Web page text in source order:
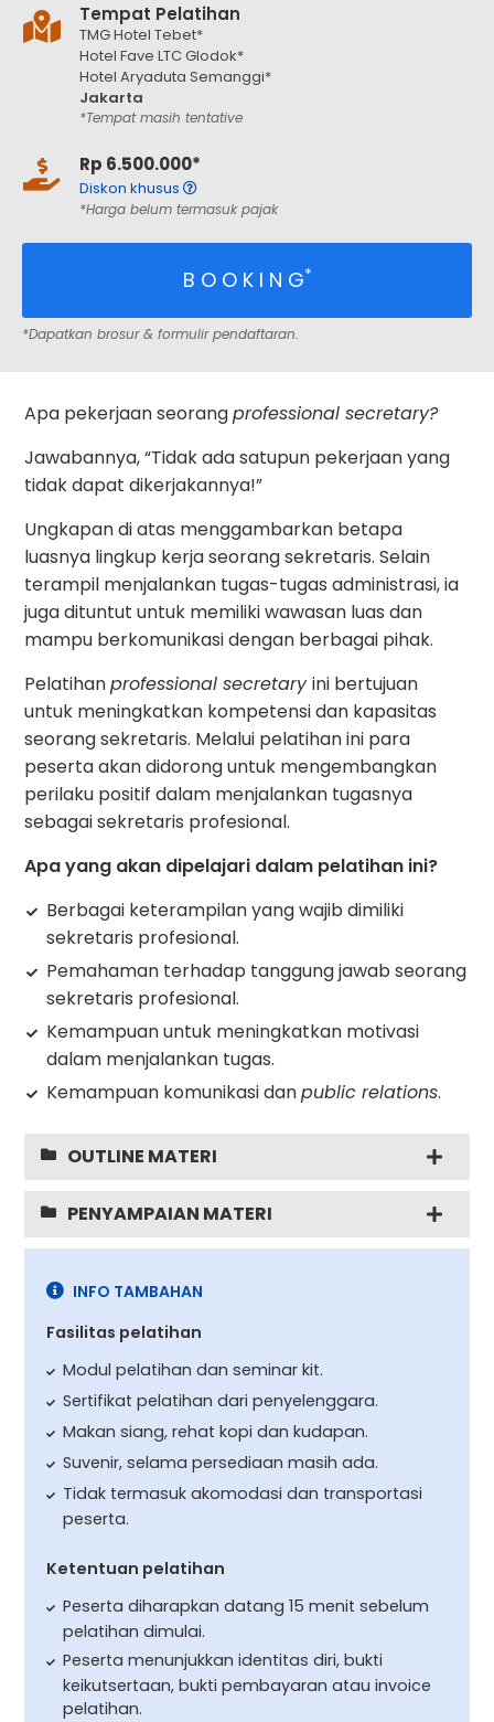
Tempat Pelatihan
TMG Hotel Tebet*
Hotel Fave LTC Glodok*
Hotel Aryaduta Semanggi*
Jakarta
*Tempat masih tentative
Rp 6.500.000*
Diskon khusus
*Harga belum termasuk pajak
B O O K I N G*
*Dapatkan brosur & formulir pendaftaran.
Apa pekerjaan seorangprofessional secretary?
Jawabannya, “Tidak ada satupun pekerjaan yang
tidak dapat dikerjakannya!”
Ungkapan di atas menggambarkan betapa
luasnya lingkup kerja seorang sekretaris. Selain
terampil menjalankan tugas-tugas administrasi, ia
juga dituntut untuk memiliki wawasan luas dan
mampu berkomunikasi dengan berbagai pihak.
Pelatihanprofessional secretaryini bertujuan
untuk meningkatkan kompetensi dan kapasitas
seorang sekretaris. Melalui pelatihan ini para
peserta akan didorong untuk mengembangkan
perilaku positif dalam menjalankan tugasnya
sebagai sekretaris profesional.
Apa yang akan dipelajari dalam pelatihan ini?
Berbagai keterampilan yang wajib dimiliki
sekretaris profesional.
Pemahaman terhadap tanggung jawab seorang
sekretaris profesional.
Kemampuan untuk meningkatkan motivasi
dalam menjalankan tugas.
Kemampuan komunikasi danpublic relations.
OUTLINE MATERI
PENYAMPAIAN MATERI
INFO TAMBAHAN
Fasilitas pelatihan
Modul pelatihan dan seminar kit.
Sertifikat pelatihan dari penyelenggara.
Makan siang, rehat kopi dan kudapan.
Suvenir, selama persediaan masih ada.
Tidak termasuk akomodasi dan transportasi
peserta.
Ketentuan pelatihan
Peserta diharapkan datang 15 menit sebelum
pelatihan dimulai.
Peserta menunjukkan identitas diri, bukti
keikutsertaan, bukti pembayaran atau invoice
pelatihan.